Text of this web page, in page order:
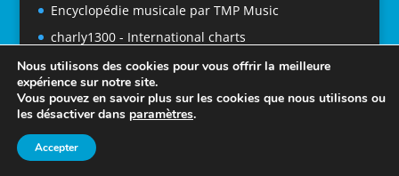
Encyclopédie musicale par TMP Music
charly1300 - International charts
© 2025 Tubes En France. Tous droits réservés.
Nous utilisons des cookies pour vous offrir la meilleure
expérience sur notre site.
Vous pouvez en savoir plus sur les cookies que nous utilisons ou
les désactiver dans paramètres.
Accepter